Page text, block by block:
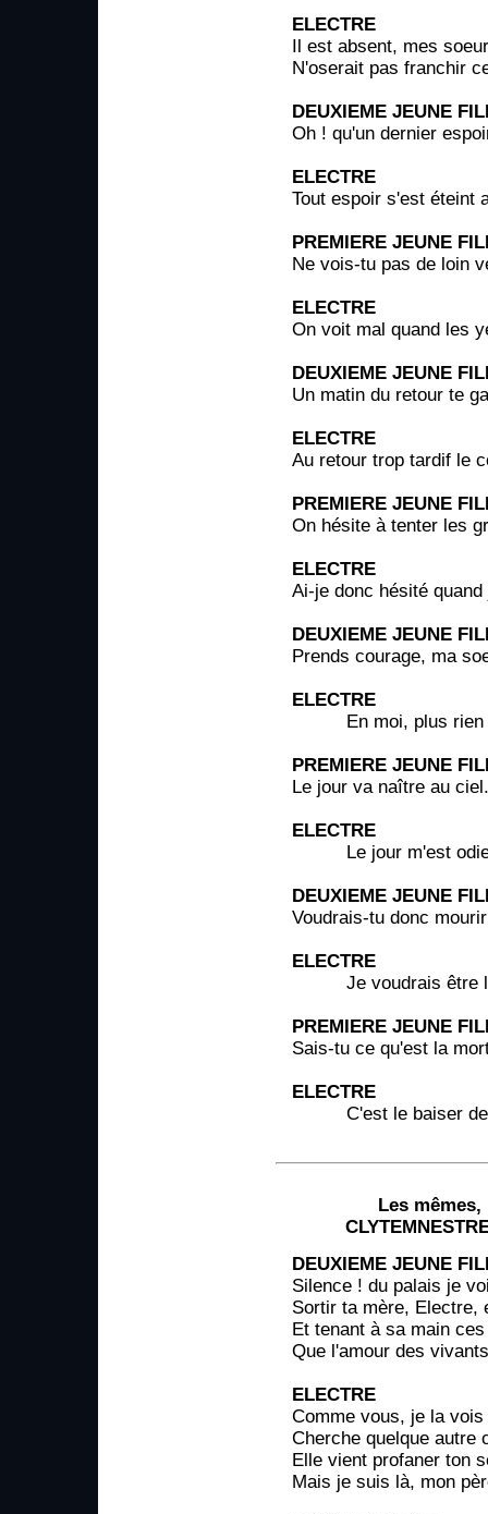
ELECTRE
Il est absent, mes
N'oserait pas franchir
DEUXIEME JEUNE
Oh ! qu'un dernier
ELECTRE
Tout espoir s'est éteint
PREMIERE JEUNE
Ne vois-tu pas de loin
ELECTRE
On voit mal quand les
DEUXIEME JEUNE
Un matin du retour te
ELECTRE
Au retour trop tardif le
PREMIERE JEUNE
On hésite à tenter les
ELECTRE
Ai-je donc hésité
DEUXIEME JEUNE
Prends courage, ma
ELECTRE
En moi, plus rien
PREMIERE JEUNE
Le jour va naître au ciel.
ELECTRE
Le jour m'est
DEUXIEME JEUNE
Voudrais-tu donc
ELECTRE
Je voudrais être
PREMIERE JEUNE
Sais-tu ce qu'est la
ELECTRE
C'est le baiser
Les
DEUXIEME JEUNE
Silence ! du palais je
Sortir ta mère, Electre,
Et tenant à sa main
Que l'amour des
ELECTRE
Comme vous, je la
Cherche quelque autre
Elle vient profaner ton
Mais je suis là, mon